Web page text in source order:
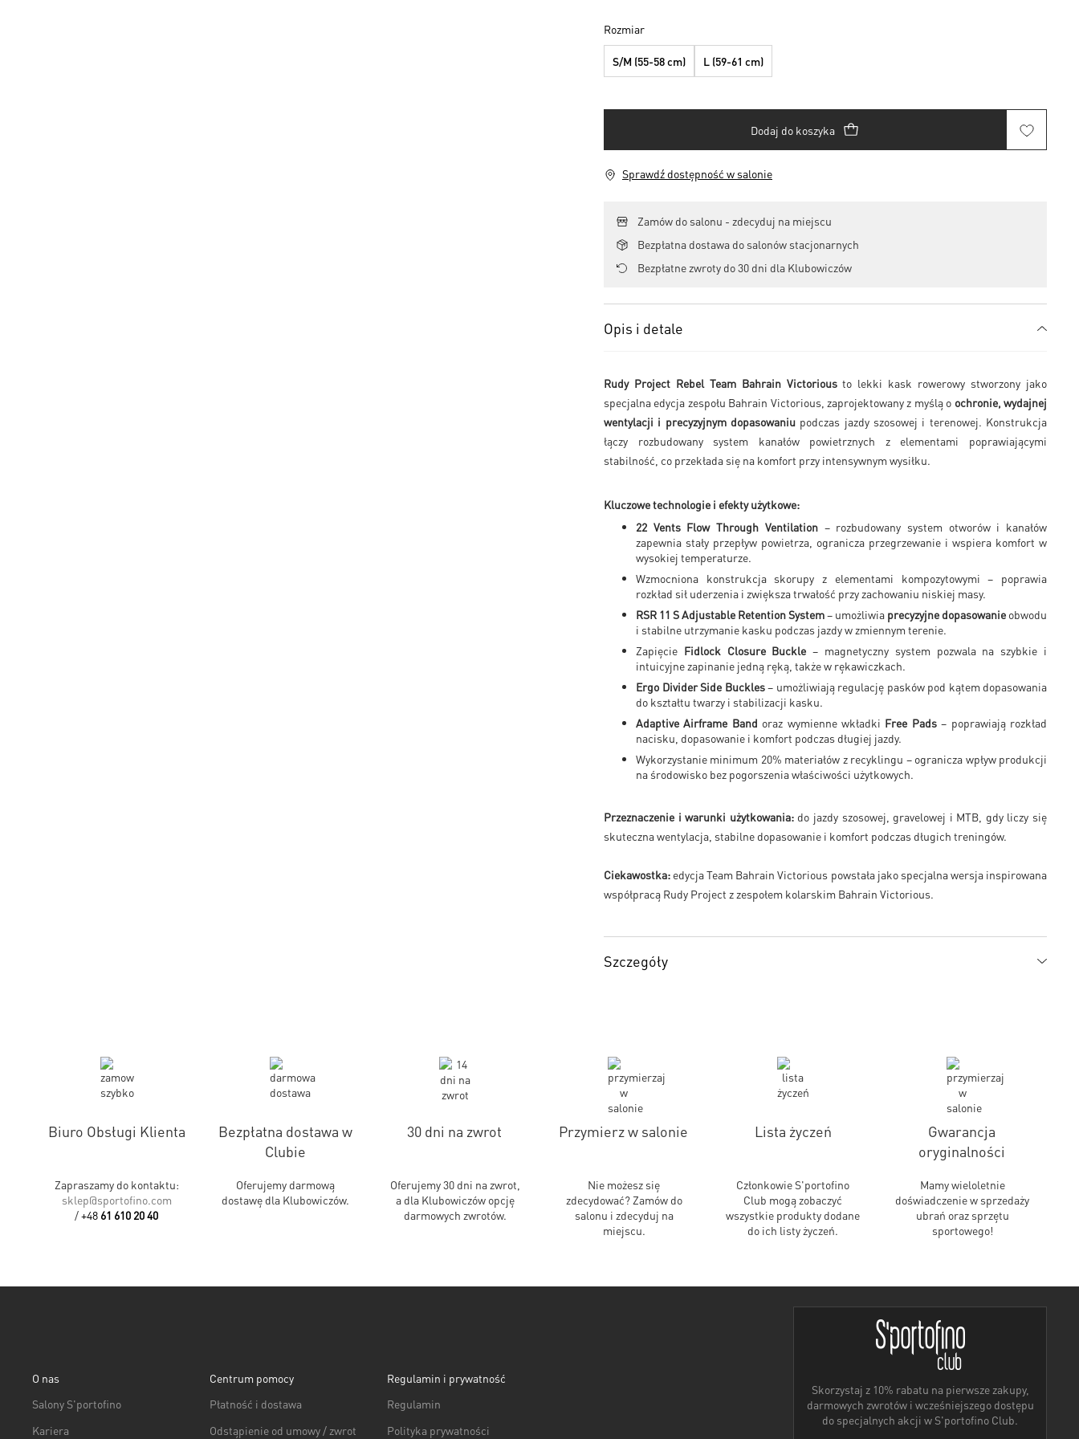
Rozmiar
S/M (55-58 cm) L (59-61 cm)
Dodaj do koszyka
Sprawdź dostępność w salonie
Zamów do salonu - zdecyduj na miejscu
Bezpłatna dostawa do salonów stacjonarnych
Bezpłatne zwroty do 30 dni dla Klubowiczów
Opis i detale
Rudy Project Rebel Team Bahrain Victoriousto lekki kask rowerowy stworzony jako
specjalna edycja zespołu Bahrain Victorious, zaprojektowany z myślą o ochronie, wydajnej
wentylacji i precyzyjnym dopasowaniu podczas jazdy szosowej i terenowej. Konstrukcja
łączy rozbudowany system kanałów powietrznych z elementami poprawiającymi
stabilność, co przekłada się na komfort przy intensywnym wysiłku.
Kluczowe technologie i efekty użytkowe:
22 Vents Flow Through Ventilation– rozbudowany system otworów i kanałów
zapewnia stały przepływ powietrza, ogranicza przegrzewanie i wspiera komfort w
wysokiej temperaturze.
Wzmocniona konstrukcja skorupy z elementami kompozytowymi – poprawia
rozkład sił uderzenia i zwiększa trwałość przy zachowaniu niskiej masy.
RSR 11 S Adjustable Retention System– umożliwia precyzyjne dopasowanie obwodu
i stabilne utrzymanie kasku podczas jazdy w zmiennym terenie.
Zapięcie Fidlock Closure Buckle – magnetyczny system pozwala na szybkie i
intuicyjne zapinanie jedną ręką, także w rękawiczkach.
Ergo Divider Side Buckles– umożliwiają regulację pasków pod kątem dopasowania
do kształtu twarzy i stabilizacji kasku.
Adaptive Airframe Band oraz wymienne wkładki Free Pads– poprawiają rozkład
nacisku, dopasowanie i komfort podczas długiej jazdy.
Wykorzystanie minimum 20% materiałów z recyklingu – ogranicza wpływ produkcji
na środowisko bez pogorszenia właściwości użytkowych.
Przeznaczenie i warunki użytkowania:do jazdy szosowej, gravelowej i MTB, gdy liczy się
skuteczna wentylacja, stabilne dopasowanie i komfort podczas długich treningów.
Ciekawostka: edycja Team Bahrain Victorious powstała jako specjalna wersja inspirowana
współpracą Rudy Project z zespołem kolarskim Bahrain Victorious.
Szczegóły
Biuro Obsługi Klienta
Zapraszamy do kontaktu:
sklep@sportofino.com
/+48 61 610 20 40
Bezpłatna dostawa w
Clubie
Oferujemy darmową
dostawę dla Klubowiczów.
30 dni na zwrot
Oferujemy 30 dni na zwrot,
a dla Klubowiczów opcję
darmowych zwrotów.
Przymierz w salonie
Nie możesz się
zdecydować? Zamów do
salonu i zdecyduj na
miejscu.
Lista życzeń
Członkowie S'portofino
Club mogą zobaczyć
wszystkie produkty dodane
do ich listy życzeń.
Gwarancja
oryginalności
Mamy wieloletnie
doświadczenie w sprzedaży
ubrań oraz sprzętu
sportowego!
Skorzystaj z 10% rabatu na pierwsze zakupy,
darmowych zwrotów i wcześniejszego dostępu
do specjalnych akcji w S'portofino Club.
O nas
Salony S'portofino
Kariera
Centrum pomocy
Płatność i dostawa
Odstąpienie od umowy / zwrot
Regulamin i prywatność
Regulamin
Polityka prywatności